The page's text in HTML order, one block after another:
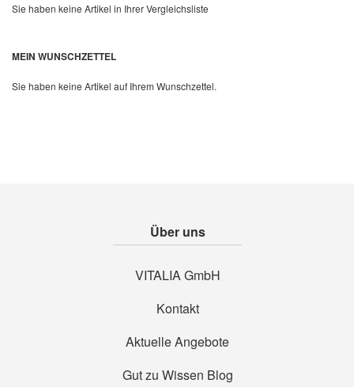
Sie haben keine Artikel in Ihrer Vergleichsliste
MEIN WUNSCHZETTEL
Sie haben keine Artikel auf Ihrem Wunschzettel.
Über uns
VITALIA GmbH
Kontakt
Aktuelle Angebote
Gut zu Wissen Blog